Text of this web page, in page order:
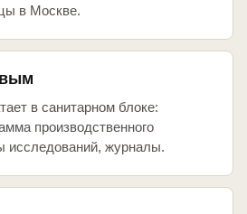
в Москве.
в санитарном блоке:
производственного
исследований, журналы.